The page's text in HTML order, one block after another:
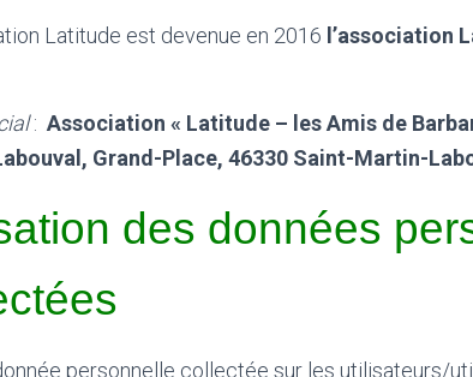
Latitude est devenue en 2016 l’association
: Association « Latitude – les Amis de
Grand-Place, 46330 Saint-Martin-
des données
personnelle collectée sur les utilisateurs/